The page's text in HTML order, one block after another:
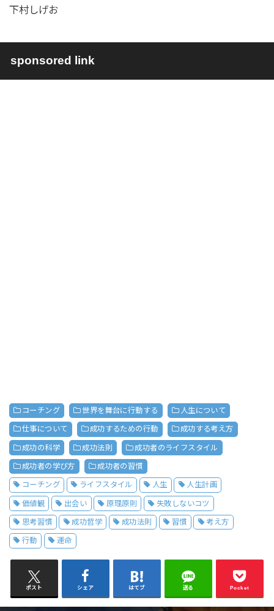
下村しげお
sponsored link
コーチング 世界を舞台に行動する 人生について
仕事について 成功するための行動 成功する考え方
成功の科学 成功法則 成功者のライフスタイル
成功者の学び方 成功者の習慣
コーチング ライフスタイル 人生 人生計画
価値観 出会い 原理原則 失敗しないコツ
思考習慣 成功哲学 成功法則 習慣 考え方
行動 運命
ポスト シェア はてブ 送る Pocket